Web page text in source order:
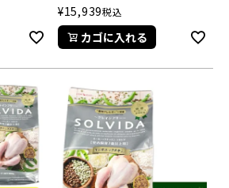
¥15,939税込
カゴに入れる